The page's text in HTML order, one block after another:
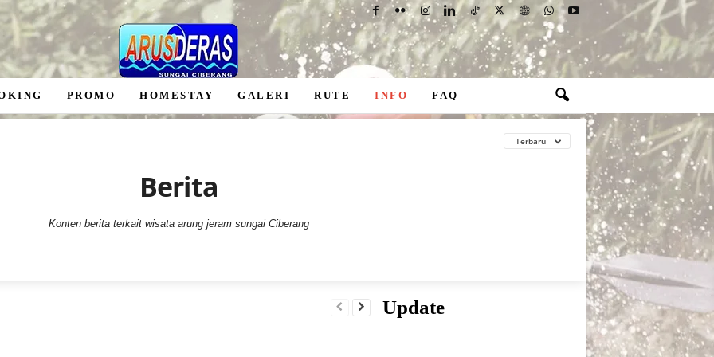
PROMO HOMESTAY GALERI RUTE INFO FAQ
Terbaru
Berita
Konten berita terkait wisata arung jeram sungai Ciberang
Update